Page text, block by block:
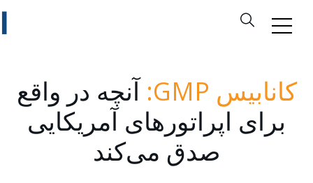
کانابیس GMP:
آنچه در واقع
برای اپراتورهای آمریکایی
صدق می‌کند